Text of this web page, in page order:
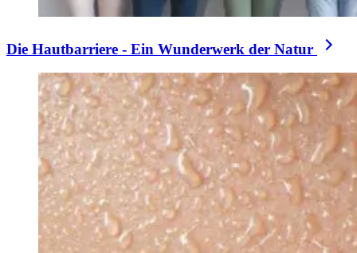
Die Hautbarriere - Ein Wunderwerk der Natur